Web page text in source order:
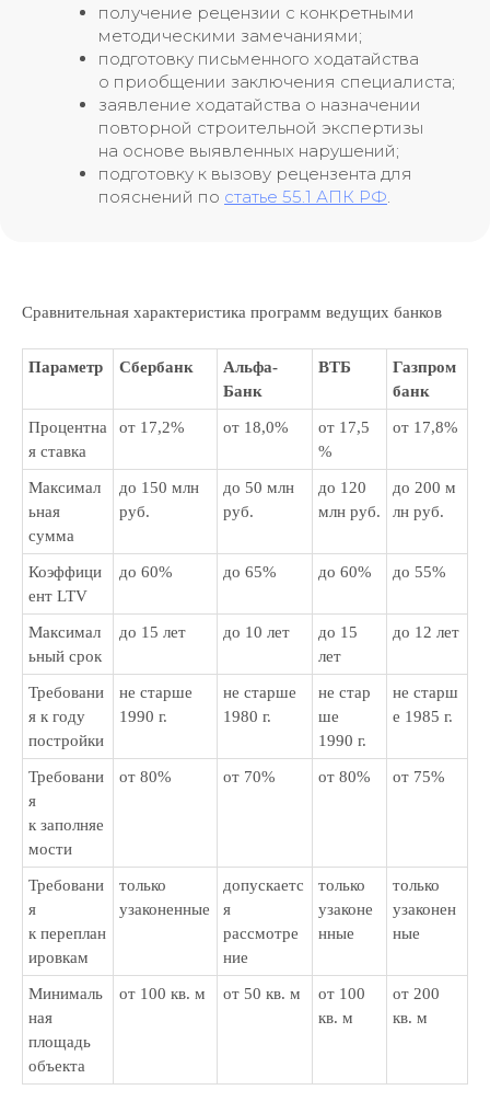
получение рецензии с конкретными
методическими замечаниями;
подготовку письменного ходатайства
о приобщении заключения специалиста;
заявление ходатайства о назначении
повторной строительной экспертизы
на основе выявленных нарушений;
подготовку к вызову рецензента для
пояснений по статье 55.1 АПК РФ
Сравнительная характеристика программ ведущих банков
Параметр Сбербанк
Альфа-
Банк
ВТБ
Газпром
банк
Процентна
я ставка
от 17,2% от 18,0%
от 17,5
%
от 17,8%
Максимал
ьная
сумма
до 150 млн
руб.
до 50 млн
руб.
до 120
млн руб.
до 200 м
лн руб.
Коэффици
ент LTV
до 60% до 65% до 60% до 55%
Максимал
ьный срок
до 15 лет до 10 лет
до 15
лет
до 12 лет
Требовани
я к году
постройки
не старше
1990 г.
не старше
1980 г.
не стар
ше
1990 г.
не старш
е 1985 г.
Требовани
я
к заполняе
мости
от 80% от 70% от 80% от 75%
Требовани
я
к переплан
ировкам
только
узаконенные
допускаетс
я
рассмотре
ние
только
узаконе
нные
только
узаконен
ные
Минималь
ная
площадь
объекта
от 100 кв. м от 50 кв. м
от 100
кв. м
от 200
кв. м
в рейтинге RAEX
Российская консалтинговая компания
Скачать презентацию о компании
Скачать реквизиты компании
Скачать прайс-лист на услуги
компании